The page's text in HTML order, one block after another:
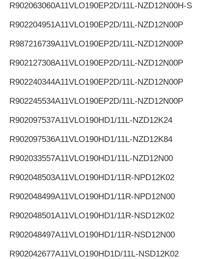
R902063060A11VLO190EP2D/11L-NZD12N00H-S
R902204951A11VLO190EP2D/11L-NZD12N00P
R987216739A11VLO190EP2D/11L-NZD12N00P
R902127308A11VLO190EP2D/11L-NZD12N00P
R902240344A11VLO190EP2D/11L-NZD12N00P
R902245534A11VLO190EP2D/11L-NZD12N00P
R902097537A11VLO190HD1/11L-NZD12K24
R902097536A11VLO190HD1/11L-NZD12K84
R902033557A11VLO190HD1/11L-NZD12N00
R902048503A11VLO190HD1/11R-NPD12K02
R902048499A11VLO190HD1/11R-NPD12N00
R902048501A11VLO190HD1/11R-NSD12K02
R902048497A11VLO190HD1/11R-NSD12N00
R902042677A11VLO190HD1D/11L-NSD12K02